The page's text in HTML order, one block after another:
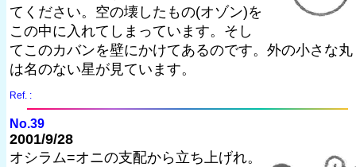
てください。空の壊したもの(オゾン)を
この中に入れてしまっています。そし
てこのカバンを壁にかけてあるのです。外の小さな丸
は名のない星が見ています。
Ref. :
No.39
2001/9/28
オシラム=オニの支配から立ち上げれ。